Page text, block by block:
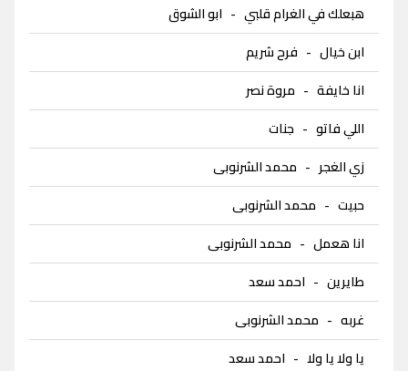
هبعلك في الغرام قلبي - ابو الشوق
ابن خيال - فرح شريم
انا خايفة - مروة نصر
اللي فاتو - جنات
زي الغجر - محمد الشرنوبى
حبيت - محمد الشرنوبى
انا هعمل - محمد الشرنوبى
طايرين - احمد سعد
غربه - محمد الشرنوبى
يا ولا يا ولا - احمد سعد